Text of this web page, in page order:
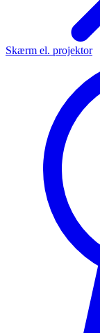
Skærm el. projektor